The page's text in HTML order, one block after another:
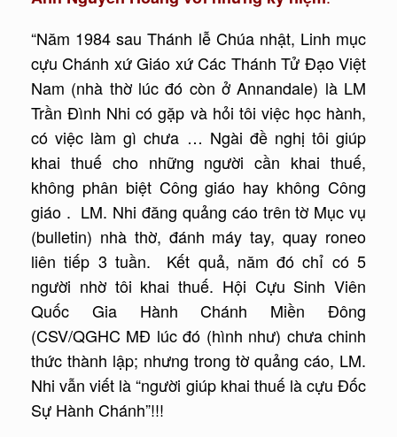
“Năm 1984 sau Thánh lễ Chúa nhật, Linh mục
cựu Chánh xứ Giáo xứ Các Thánh Tử Đạo Việt
Nam (nhà thờ lúc đó còn ở Annandale) là LM
Trần Đình Nhi có gặp và hỏi tôi việc học hành,
có việc làm gì chưa … Ngài đề nghị tôi giúp
khai thuế cho những người cần khai thuế,
không phân biệt Công giáo hay không Công
giáo . LM. Nhi đăng quảng cáo trên tờ Mục vụ
(bulletin) nhà thờ, đánh máy tay, quay roneo
liên tiếp 3 tuần. Kết quả, năm đó chỉ có 5
người nhờ tôi khai thuế. Hội Cựu Sinh Viên
Quốc Gia Hành Chánh Miền Đông
(CSV/QGHC MĐ lúc đó (hình như) chưa chinh
thức thành lập; nhưng trong tờ quảng cáo, LM.
Nhi vẫn viết là “người giúp khai thuế là cựu Đốc
Sự Hành Chánh”!!!